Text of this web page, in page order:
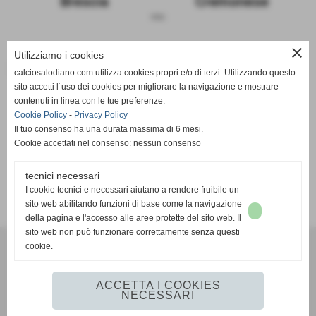
Le due squadre a confronto
Brescia Cremonese
SCHEDA-CALENDARIO E RISULTATI-CLASSIFICA
Realizzazione siti web www.sitoper.it
close
Utilizziamo i cookies
calciosalodiano.com utilizza cookies propri e/o di terzi. Utilizzando questo
sito accetti l´uso dei cookies per migliorare la navigazione e mostrare
contenuti in linea con le tue preferenze.
Cookie Policy - Privacy Policy
Il tuo consenso ha una durata massima di 6 mesi.
Cookie accettati nel consenso: nessun consenso
tecnici necessari
I cookie tecnici e necessari aiutano a rendere fruibile un
sito web abilitando funzioni di base come la navigazione
della pagina e l'accesso alle aree protette del sito web. Il
sito web non può funzionare correttamente senza questi
cookie.
ACCETTA I COOKIES
NECESSARI